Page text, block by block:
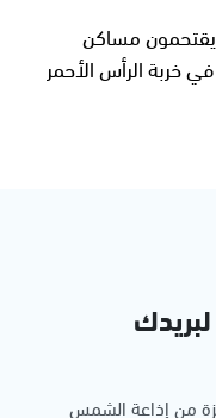
مساكن
خربة الرأس الأحمر
من إذاعة الشمس